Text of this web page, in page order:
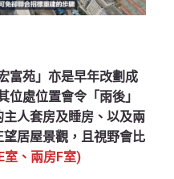
富苑」亦是早年改劃成
位處位置會令「雨後」
主人套房及睡房、以及兩
居屋景觀，且視野會比
室、兩房F室)